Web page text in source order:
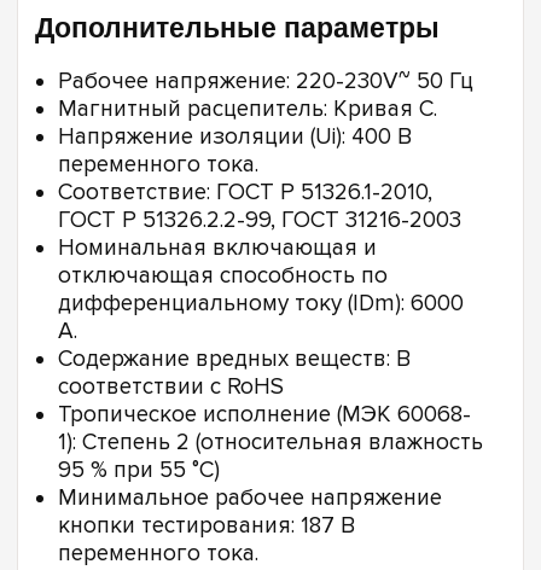
Дополнительные параметры
Рабочее напряжение: 220-230V~ 50 Гц
Магнитный расцепитель: Кривая С.
Напряжение изоляции (Ui): 400 В
переменного тока.
Соответствие: ГОСТ Р 51326.1-2010,
ГОСТ Р 51326.2.2-99, ГОСТ 31216-2003
Номинальная включающая и
отключающая способность по
дифференциальному току (IDm): 6000
А.
Содержание вредных веществ: В
соответствии с RoHS
Тропическое исполнение (МЭК 60068-
1): Степень 2 (относительная влажность
95 % при 55 °C)
Минимальное рабочее напряжение
кнопки тестирования: 187 В
переменного тока.